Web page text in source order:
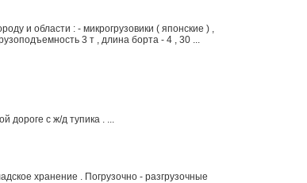
и области : - микрогрузовики ( японские ) ,
3 т , длина борта - 4 , 30 ...
дороге с ж/д тупика . ...
хранение . Погрузочно - разгрузочные